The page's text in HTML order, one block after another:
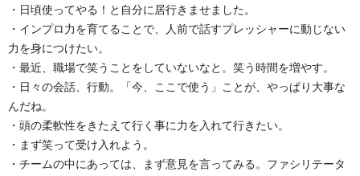
・日頃使ってやる！と自分に居行きませました。
・インプロ力を育てることで、人前で話すプレッシャーに動じない
力を身につけたい。
・最近、職場で笑うことをしていないなと。笑う時間を増やす。
・日々の会話、行動。「今、ここで使う」ことが、やっぱり大事な
んだね。
・頭の柔軟性をきたえて行く事に力を入れて行きたい。
・まず笑って受け入れよう。
・チームの中にあっては、まず意見を言ってみる。ファシリテータ